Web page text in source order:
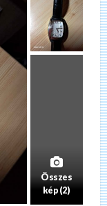
Összes
kép (2)